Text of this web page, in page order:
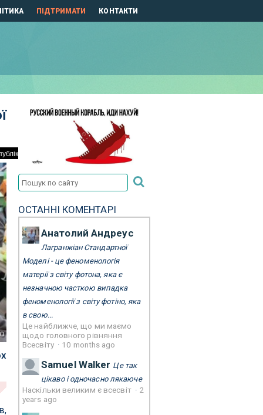
ПІДТРИМАТИ КОНТАКТИ
ОСТАННІ КОМЕНТАРІ
Анатолий Андреус
Лагранжіан Стандартної
Моделі - це феноменологія
матерії з світу фотона, яка є
незначною часткою випадка
феноменології з світу фотіно, яка
в свою...
Це найближче, що ми маємо
щодо головного рівняння
Всесвіту · 10 months ago
Samuel Walker Це так
цікаво і одночасно лякаюче
Наскільки великим є всесвіт · 2
years ago